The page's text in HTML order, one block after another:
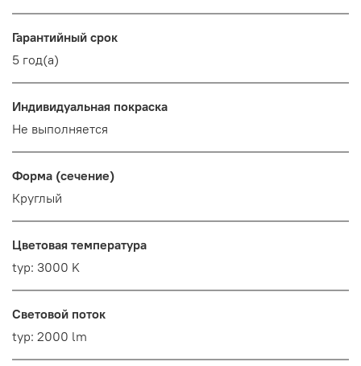
Гарантийный срок
5 год(а)
Индивидуальная покраска
Не выполняется
Форма (сечение)
Круглый
Цветовая температура
typ: 3000 K
Световой поток
typ: 2000 lm